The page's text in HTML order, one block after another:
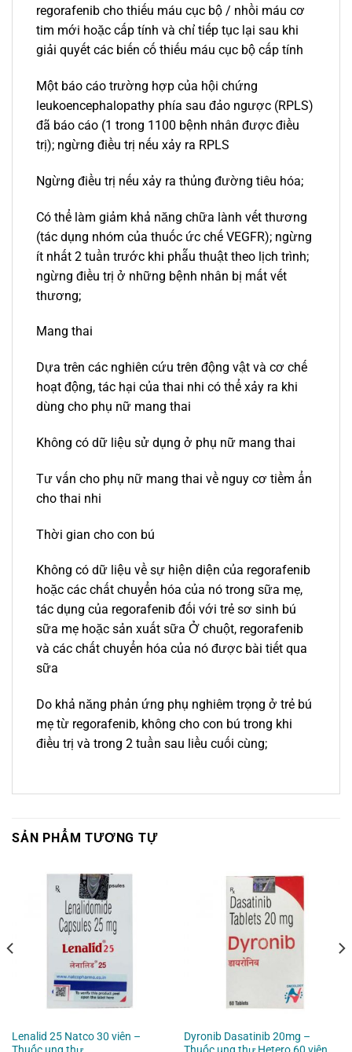
regorafenib cho thiếu máu cục bộ / nhồi máu cơ
tim mới hoặc cấp tính và chỉ tiếp tục lại sau khi
giải quyết các biến cố thiếu máu cục bộ cấp tính
Một báo cáo trường hợp của hội chứng
leukoencephalopathy phía sau đảo ngược (RPLS)
đã báo cáo (1 trong 1100 bệnh nhân được điều
trị); ngừng điều trị nếu xảy ra RPLS
Ngừng điều trị nếu xảy ra thủng đường tiêu hóa;
Có thể làm giảm khả năng chữa lành vết thương
(tác dụng nhóm của thuốc ức chế VEGFR); ngừng
ít nhất 2 tuần trước khi phẫu thuật theo lịch trình;
ngừng điều trị ở những bệnh nhân bị mất vết
thương;
Mang thai
Dựa trên các nghiên cứu trên động vật và cơ chế
hoạt động, tác hại của thai nhi có thể xảy ra khi
dùng cho phụ nữ mang thai
Không có dữ liệu sử dụng ở phụ nữ mang thai
Tư vấn cho phụ nữ mang thai về nguy cơ tiềm ẩn
cho thai nhi
Thời gian cho con bú
Không có dữ liệu về sự hiện diện của regorafenib
hoặc các chất chuyển hóa của nó trong sữa mẹ,
tác dụng của regorafenib đối với trẻ sơ sinh bú
sữa mẹ hoặc sản xuất sữa Ở chuột, regorafenib
và các chất chuyển hóa của nó được bài tiết qua
sữa
Do khả năng phản ứng phụ nghiêm trọng ở trẻ bú
mẹ từ regorafenib, không cho con bú trong khi
điều trị và trong 2 tuần sau liều cuối cùng;
SẢN PHẨM TƯƠNG TỰ
Lenalid 25 Natco 30 viên –
Thuốc ung thư
Dyronib Dasatinib 20mg –
Thuốc ung thư Hetero 60 viên